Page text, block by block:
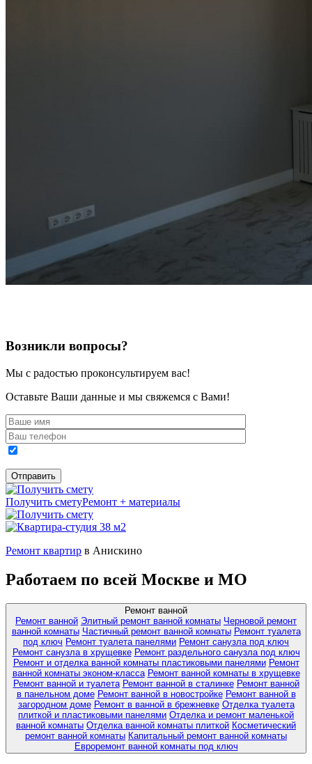
Возникли вопросы?
Мы с радостью проконсультируем вас!
Оставьте Ваши данные и мы свяжемся с Вами!
Получить сметуРемонт + материалы
Ремонт квартир в Анискино
Работаем по всей Москве и МО
Ремонт ванной
Ремонт ванной Элитный ремонт ванной комнаты Черновой ремонт
ванной комнаты Частичный ремонт ванной комнаты Ремонт туалета
под ключ Ремонт туалета панелями Ремонт санузла под ключ
Ремонт санузла в хрущевке Ремонт раздельного санузла под ключ
Ремонт и отделка ванной комнаты пластиковыми панелями Ремонт
ванной комнаты эконом-класса Ремонт ванной комнаты в хрущевке
Ремонт ванной и туалета Ремонт ванной в сталинке Ремонт ванной
в панельном доме Ремонт ванной в новостройке Ремонт ванной в
загородном доме Ремонт в ванной в брежневке Отделка туалета
плиткой и пластиковыми панелями Отделка и ремонт маленькой
ванной комнаты Отделка ванной комнаты плиткой Косметический
ремонт ванной комнаты Капитальный ремонт ванной комнаты
Евроремонт ванной комнаты под ключ